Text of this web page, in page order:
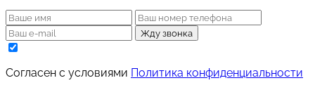
Жду звонка
Cогласен с условиями Политика конфиденциальности